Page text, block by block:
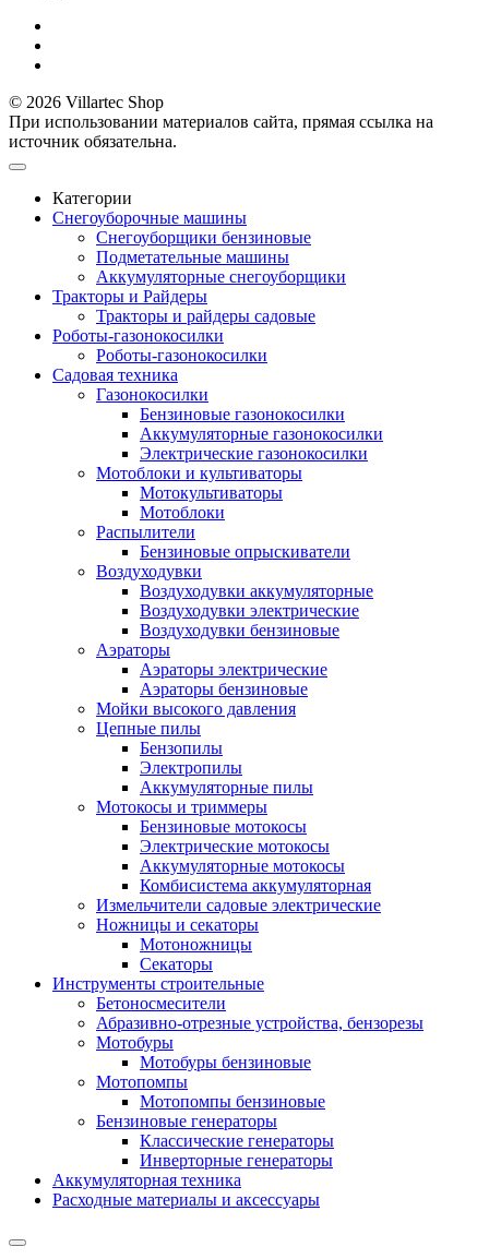
© 2026 Villartec Shop
При использовании материалов сайта, прямая ссылка на
источник обязательна.
Категории
Снегоуборочные машины
Снегоуборщики бензиновые
Подметательные машины
Аккумуляторные снегоуборщики
Тракторы и Райдеры
Тракторы и райдеры садовые
Роботы-газонокосилки
Роботы-газонокосилки
Садовая техника
Газонокосилки
Бензиновые газонокосилки
Аккумуляторные газонокосилки
Электрические газонокосилки
Мотоблоки и культиваторы
Мотокультиваторы
Мотоблоки
Распылители
Бензиновые опрыскиватели
Воздуходувки
Воздуходувки аккумуляторные
Воздуходувки электрические
Воздуходувки бензиновые
Аэраторы
Аэраторы электрические
Аэраторы бензиновые
Мойки высокого давления
Цепные пилы
Бензопилы
Электропилы
Аккумуляторные пилы
Мотокосы и триммеры
Бензиновые мотокосы
Электрические мотокосы
Аккумуляторные мотокосы
Комбисистема аккумуляторная
Измельчители садовые электрические
Ножницы и секаторы
Мотоножницы
Секаторы
Инструменты строительные
Бетоносмесители
Абразивно-отрезные устройства, бензорезы
Мотобуры
Мотобуры бензиновые
Мотопомпы
Мотопомпы бензиновые
Бензиновые генераторы
Классические генераторы
Инверторные генераторы
Аккумуляторная техника
Расходные материалы и аксессуары